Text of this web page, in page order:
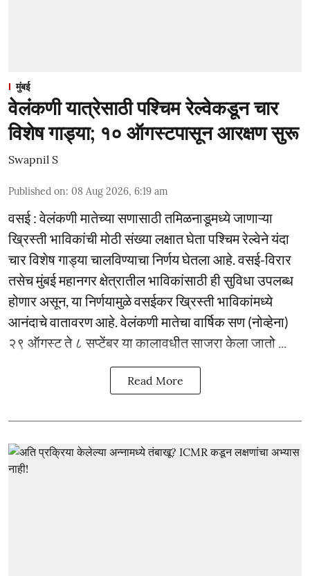
मुंबई
वेलंकणी यात्रेसाठी पश्चिम रेल्वेकडून चार
विशेष गाड्या; १० ऑगस्टपासून आरक्षण सुरू
Swapnil S
Published on: 08 Aug 2026, 6:19 am
वसई : वेलंकणी मातेच्या सणासाठी तमिळनाडूमध्ये जाणाऱ्या
ख्रिस्ती भाविकांची मोठी संख्या लक्षात घेता पश्चिम रेल्वेने यंदा
चार विशेष गाड्या चालविण्याचा निर्णय घेतला आहे. वसई-विरार
तसेच मुंबई महानगर क्षेत्रातील भाविकांसाठी ही सुविधा उपलब्ध
होणार असून, या निर्णयामुळे वसईकर ख्रिस्ती भाविकांमध्ये
आनंदाचे वातावरण आहे. वेलंकणी मातेचा वार्षिक सण (नोव्हेना)
२९ ऑगस्ट ते ८ सप्टेंबर या कालावधीत साजरा केला जातो ...
Read More